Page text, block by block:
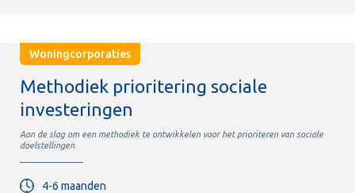
Woningcorporaties
Methodiek prioritering sociale
investeringen
Aan de slag om een methodiek te ontwikkelen voor het prioriteren van sociale
doelstellingen.
4-6 maanden